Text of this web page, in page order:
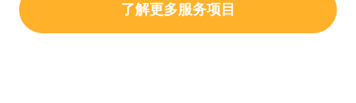
了解更多服务项目